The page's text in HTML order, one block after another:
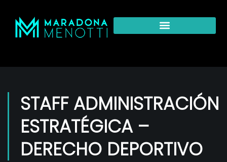
STAFF ADMINISTRACIÓN
ESTRATÉGICA –
DERECHO DEPORTIVO